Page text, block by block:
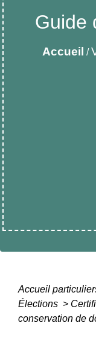
Guide
Accueil /
Accueil
Élections >
conservation de